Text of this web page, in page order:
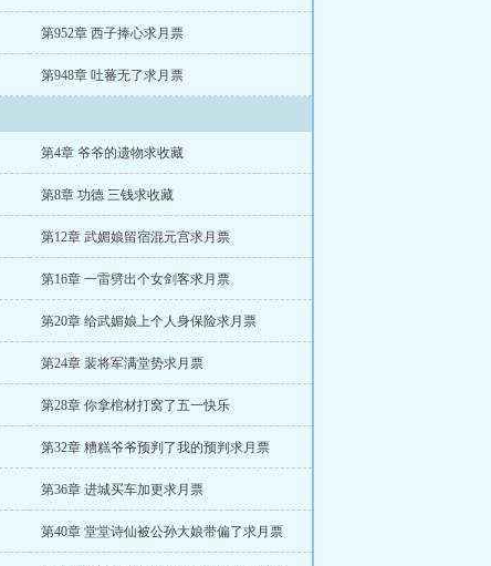
第952章 西子捧心求月票
第948章 吐蕃无了求月票
第4章 爷爷的遗物求收藏
第8章 功德 三钱求收藏
第12章 武媚娘留宿混元宫求月票
第16章 一雷劈出个女剑客求月票
第20章 给武媚娘上个人身保险求月票
第24章 裴将军满堂势求月票
第28章 你拿棺材打窝了五一快乐
第32章 糟糕爷爷预判了我的预判求月票
第36章 进城买车加更求月票
第40章 堂堂诗仙被公孙大娘带偏了求月票